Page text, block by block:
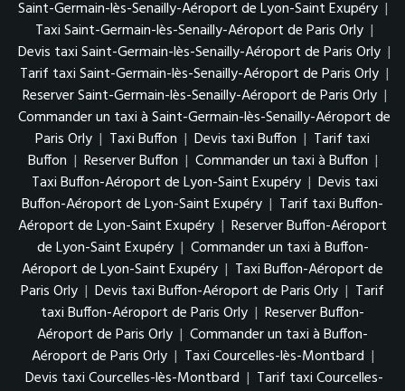
Saint-Germain-lès-Senailly-Aéroport de Lyon-Saint Exupéry |
Taxi Saint-Germain-lès-Senailly-Aéroport de Paris Orly |
Devis taxi Saint-Germain-lès-Senailly-Aéroport de Paris Orly |
Tarif taxi Saint-Germain-lès-Senailly-Aéroport de Paris Orly |
Reserver Saint-Germain-lès-Senailly-Aéroport de Paris Orly |
Commander un taxi à Saint-Germain-lès-Senailly-Aéroport de
Paris Orly | Taxi Buffon | Devis taxi Buffon | Tarif taxi
Buffon | Reserver Buffon | Commander un taxi à Buffon |
Taxi Buffon-Aéroport de Lyon-Saint Exupéry | Devis taxi
Buffon-Aéroport de Lyon-Saint Exupéry | Tarif taxi Buffon-
Aéroport de Lyon-Saint Exupéry | Reserver Buffon-Aéroport
de Lyon-Saint Exupéry | Commander un taxi à Buffon-
Aéroport de Lyon-Saint Exupéry | Taxi Buffon-Aéroport de
Paris Orly | Devis taxi Buffon-Aéroport de Paris Orly | Tarif
taxi Buffon-Aéroport de Paris Orly | Reserver Buffon-
Aéroport de Paris Orly | Commander un taxi à Buffon-
Aéroport de Paris Orly | Taxi Courcelles-lès-Montbard |
Devis taxi Courcelles-lès-Montbard | Tarif taxi Courcelles-